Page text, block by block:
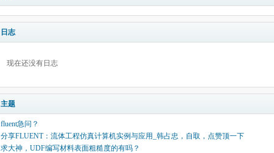
日志
现在还没有日志
主题
fluent急问？
分享FLUENT：流体工程仿真计算机实例与应用_韩占忠，自取，点赞顶一下
求大神，UDF编写材料表面粗糙度的有吗？